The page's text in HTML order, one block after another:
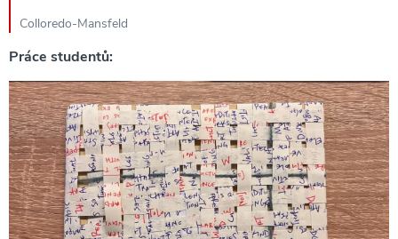
Colloredo-Mansfeld
Práce studentů: